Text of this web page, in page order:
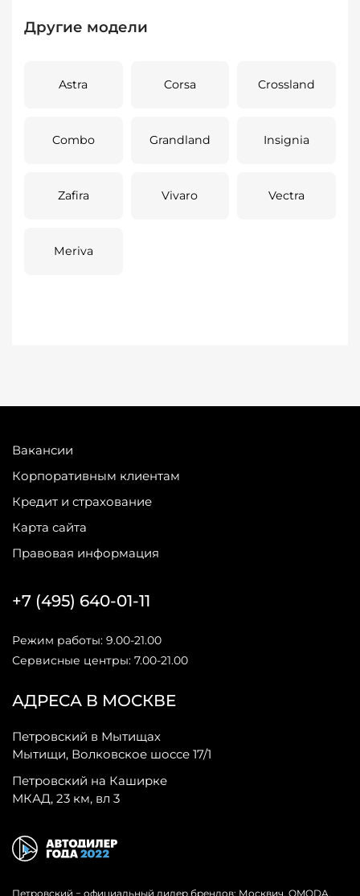
Другие модели
Astra Corsa Crossland
Combo Grandland Insignia
Zafira Vivaro Vectra
Meriva
Вакансии
Корпоративным клиентам
Кредит и страхование
Карта сайта
Правовая информация
АДРЕСА В МОСКВЕ
Петровский в Мытищах
Мытищи, Волковское шоссе 17/1
Петровский на Каширке
МКАД, 23 км, вл 3
+7 (495) 640-01-11
Режим работы: 9.00-21.00
Сервисные центры: 7.00-21.00
Петровский − официальный дилер брендов: Москвич, OMODA,